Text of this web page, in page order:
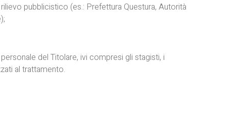
pubblicistico (es.: Prefettura Questura, Autorità
del Titolare, ivi compresi gli stagisti, i
al trattamento.